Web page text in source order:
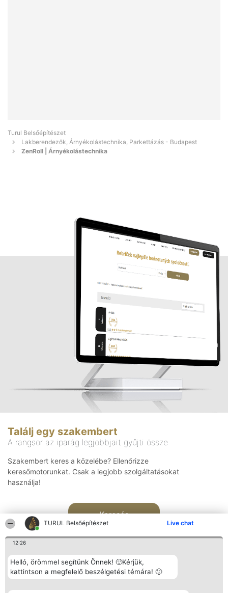
TURUL Belsőépítészet Live chat
12:26
Helló, örömmel segítünk Önnek! 🙂Kérjük,
kattintson a megfelelő beszélgetési témára! 🙂
Turul Belsőépítészet
Lakberendezők, Árnyékolástechnika, Parkettázás - Budapest
ZenRoll | Árnyékolástechnika
Találj egy szakembert
A rangsor az iparág legjobbjait gyűjti össze
Szakembert keres a közelébe? Ellenőrizze
keresőmotorunkat. Csak a legjobb szolgáltatásokat
használja!
Keresés
Rangsorszervező Népszavazás Elérhetőség